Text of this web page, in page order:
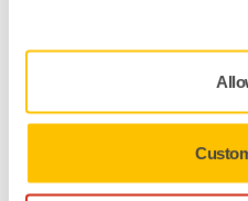
Tekniske detaljer